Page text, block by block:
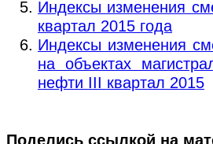
Индексы изменения
квартал 2015 года
Индексы изменения
на объектах
нефти III квартал 2015
Поделись ссылкой на